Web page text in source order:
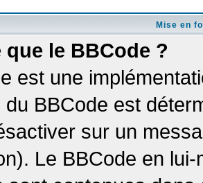
Mise en
que le BBCode ?
est une
du BBCode est
sur un
Le BBCode en